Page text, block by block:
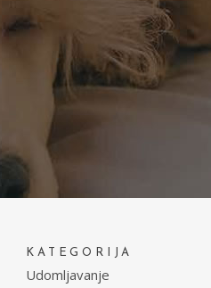
KATEGORIJA
Udomljavanje